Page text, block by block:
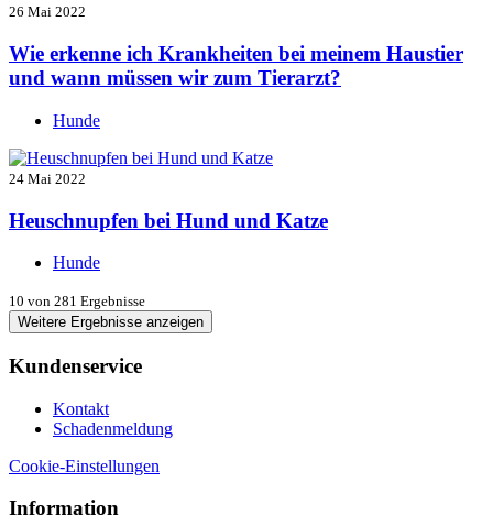
26 Mai 2022
Wie erkenne ich Krankheiten bei meinem Haustier
und wann müssen wir zum Tierarzt?
Hunde
24 Mai 2022
Heuschnupfen bei Hund und Katze
Hunde
10 von 281 Ergebnisse
Weitere Ergebnisse anzeigen
Kundenservice
Kontakt
Schadenmeldung
Cookie-Einstellungen
Information